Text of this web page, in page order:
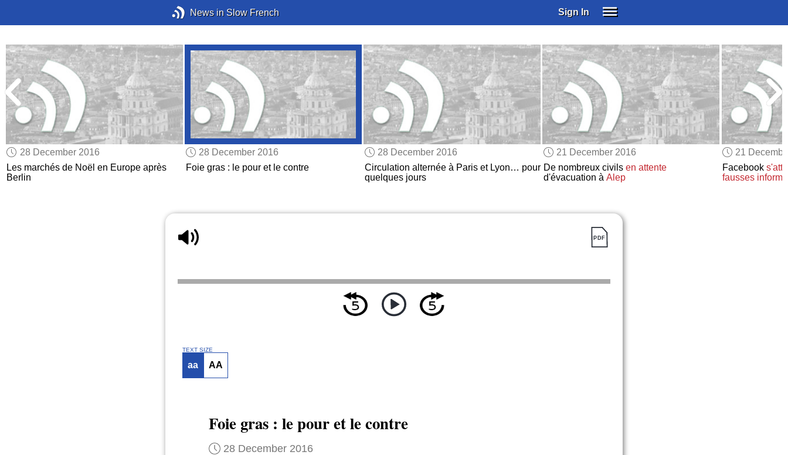
News in Slow French Sign In
SUBSCRIBE
EDUCATIONAL LICENSES
GIFT CARDS
OTHER LANGUAGES
ABOUT US
ALEXA
ADJUST COLORS
28 December 2016
Les marchés de Noël en Europe après
Berlin
28 December 2016
Foie gras : le pour et le contre
28 December 2016
Circulation alternée à Paris et Lyon… pour
quelques jours
21 December 2016
De nombreux civils en attente
d'évacuation à Alep
21
Facebook
fausses
TEXT SIZE
aa AA
Foie gras : le pour et le contre
28 December 2016